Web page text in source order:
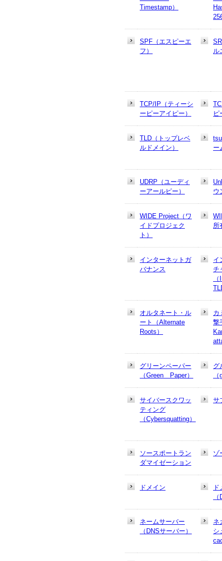
Timestamp）
SPF（エスピーエ
フ）
ル
TCP/IP（ティーシ
ーピーアイピー）
ピ
TLD（トップレベ
ルドメイン）
ー
UDRP（ユーディ
ーアールピー）
ウ
WIDE Project（ワ
イドプロジェク
ト）
所
インターネットガ
バナンス
イ
チ
オルタネート・ル
ート（Alternate
Roots）
カ
撃
グリーンペーパー
（Green Paper）
グ
サイバースクワッ
ティング
（Cybersquatting）
サ
ソースポートラン
ダマイゼーション
ゾ
ドメイン
ネームサーバー
（DNSサーバー）
ネ
シ